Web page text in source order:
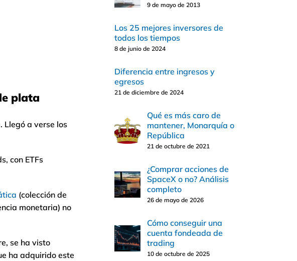
plata
Llegó a verse los
con ETFs
(colección de
monetaria) no
se ha visto
ha adquirido este
9 de mayo de 2013
Los 25 mejores inversores de
todos los tiempos
8 de junio de 2024
Diferencia entre ingresos y
egresos
21 de diciembre de 2024
Qué es más caro de
mantener, Monarquía o
República
21 de octubre de 2021
¿Comprar acciones de
SpaceX o no? Análisis
completo
26 de mayo de 2026
Cómo conseguir una
cuenta fondeada de
trading
10 de octubre de 2025